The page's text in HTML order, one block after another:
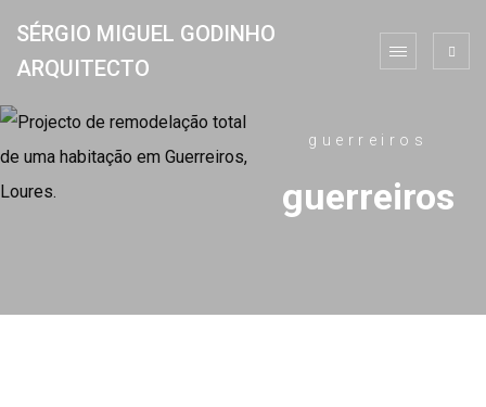
SÉRGIO MIGUEL GODINHO
ARQUITECTO
guerreiros
guerreiros